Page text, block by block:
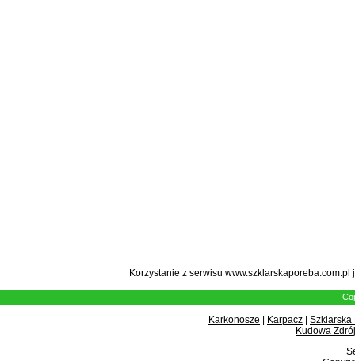
Korzystanie z serwisu
Karkonosze Karpacz
Szklarska
Kudowa